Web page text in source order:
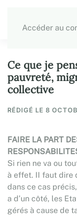
Accéder au
Ce que je
pauvreté,
collective
RÉDIGÉ LE 8
FAIRE LA PART
Si rien ne va ou
à effet. II faut dire
dans ce cas
a d’un côté, les
gérés à cause de